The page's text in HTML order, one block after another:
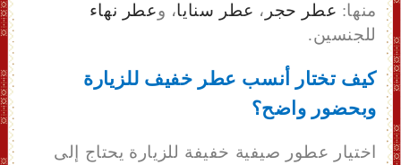
منها: عطر حجر ، عطر سنايا، وعطر نهاء
للجنسين.
كيف تختار أنسب عطر خفيف للزيارة
وبحضور واضح؟
اختيار عطور صيفية خفيفة للزيارة يحتاج إلى